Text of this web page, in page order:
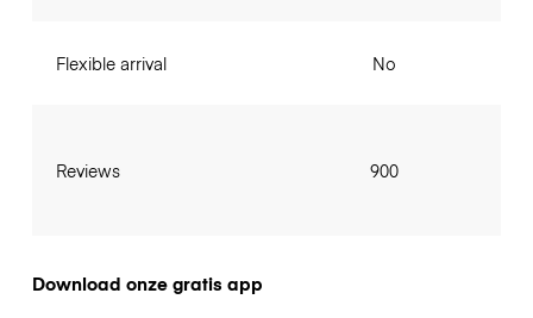
Flexible arrival
Reviews
No
900
Download onze gratis app